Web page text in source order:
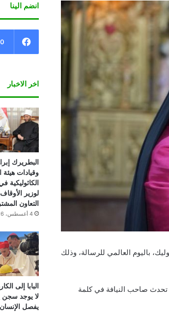
باليوم العالمي للرسالة، وذلك
صاحب النيافة في كلمة
انضم الينا
0
اخر الاخبار
البطريرك
وقيادات هيئة
الكاثوليكية
لوزير
التعاون
4 أغسطس، 2026
البابا إلى
لا يوجد سجن
يفصل